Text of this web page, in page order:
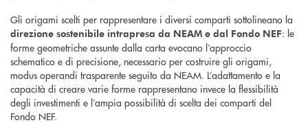
Gli origami scelti per rappresentare i diversi comparti sottolineano la
direzione sostenibile intrapresa da NEAM e dal Fondo NEF: le
forme geometriche assunte dalla carta evocano l’approccio
schematico e di precisione, necessario per costruire gli origami,
modus operandi trasparente seguito da NEAM. L’adattamento e la
capacità di creare varie forme rappresentano invece la flessibilità
degli investimenti e l’ampia possibilità di scelta dei comparti del
Fondo NEF.